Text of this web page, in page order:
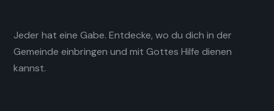
Jeder hat eine Gabe. Entdecke, wo du dich in der
Gemeinde einbringen und mit Gottes Hilfe dienen
kannst.